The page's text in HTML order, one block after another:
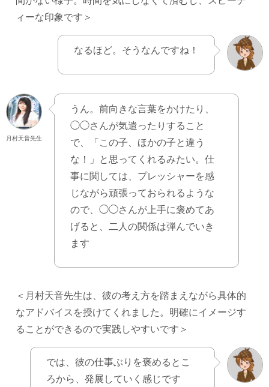
ィーな印象です＞
なるほど。そうなんですね！
月村天音先生
うん。前向きな言葉をかけたり、
◯◯さんが気遣ったりすること
で、「この子、ほかの子と違う
な！」と思ってくれるみたい。仕
事に関しては、プレッシャーを感
じながら頑張っておられるような
ので、◯◯さんが上手に褒めてあ
げると、二人の関係は弾んでいき
ます
＜月村天音先生は、彼の考え方を踏まえながら具体的
なアドバイスを授けてくれました。明確にイメージす
ることができるので実践しやすいです＞
では、彼の仕事ぶりを褒めるとこ
ろから、発展していく感じです